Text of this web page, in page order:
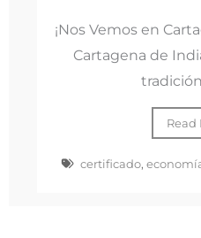
¡Nos Vemos en
Cartagena de
Read
certificado,